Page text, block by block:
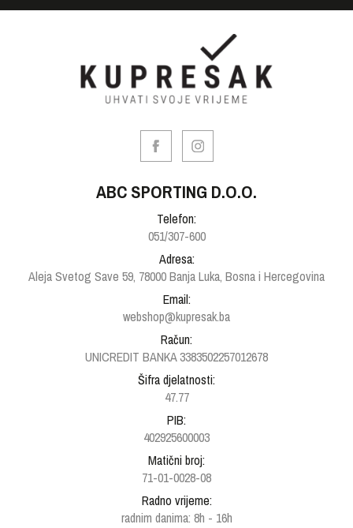
ABC SPORTING D.O.O.
Telefon:
051/307-600
Adresa:
Aleja Svetog Save 59, 78000 Banja Luka, Bosna i Hercegovina
Email:
webshop@kupresak.ba
Račun:
UNICREDIT BANKA 3383502257012678
Šifra djelatnosti:
47.77
PIB:
402925600003
Matični broj:
71-01-0028-08
Radno vrijeme:
radnim danima: 8h - 16h